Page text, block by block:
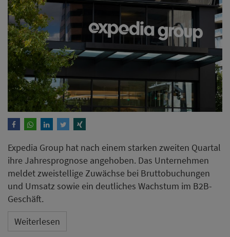
Expedia Group hat nach einem starken zweiten Quartal
ihre Jahresprognose angehoben. Das Unternehmen
meldet zweistellige Zuwächse bei Bruttobuchungen
und Umsatz sowie ein deutliches Wachstum im B2B-
Geschäft.
Weiterlesen